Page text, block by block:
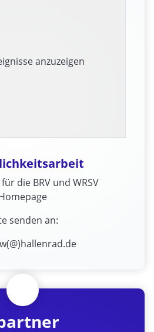
anzuzeigen
die BRV und WRSV
senden an: